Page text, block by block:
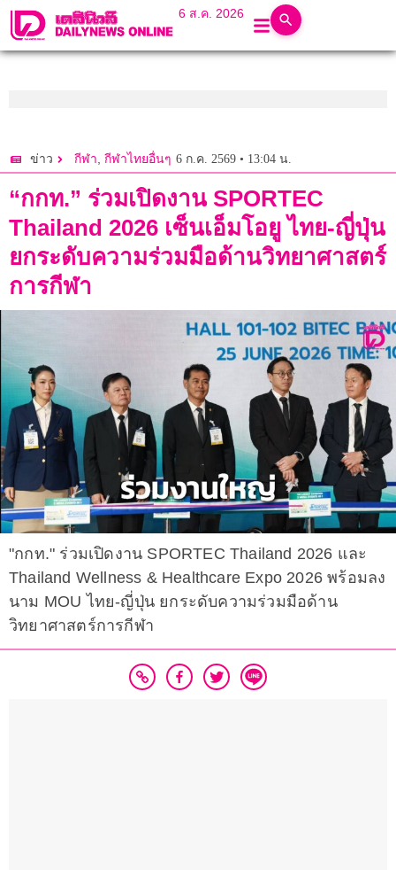
6 ส.ค. 2026
ข่าว กีฬา, กีฬาไทยอื่นๆ 6 ก.ค. 2569 • 13:04 น.
“กกท.” ร่วมเปิดงาน SPORTEC
Thailand 2026 เซ็นเอ็มโอยู ไทย-ญี่ปุ่น
ยกระดับความร่วมมือด้านวิทยาศาสตร์
การกีฬา
"กกท." ร่วมเปิดงาน SPORTEC Thailand 2026 และ
Thailand Wellness & Healthcare Expo 2026 พร้อมลง
นาม MOU ไทย-ญี่ปุ่น ยกระดับความร่วมมือด้าน
วิทยาศาสตร์การกีฬา